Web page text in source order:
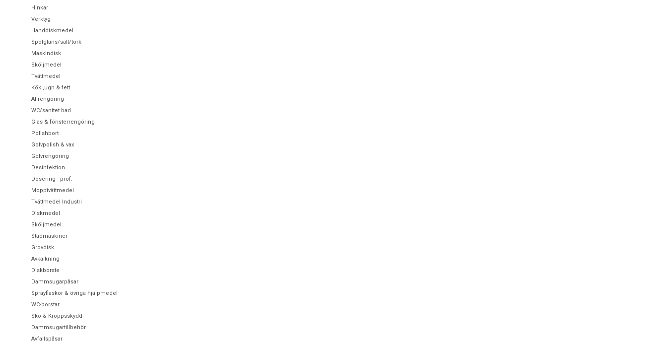
Hinkar
Verktyg
Handdiskmedel
Spolglans/salt/tork
Maskindisk
Sköljmedel
Tvättmedel
Kök ,ugn & fett
Allrengöring
WC/sanitet bad
Glas & fönsterrengöring
Polishbort
Golvpolish & vax
Golvrengöring
Desinfektion
Dosering - prof.
Mopptvättmedel
Tvättmedel Industri
Diskmedel
Sköljmedel
Städmaskiner
Grovdisk
Avkalkning
Diskborste
Dammsugarpåsar
Sprayflaskor & övriga hjälpmedel
WC-borstar
Sko & Kroppsskydd
Dammsugartillbehör
Avfallspåsar